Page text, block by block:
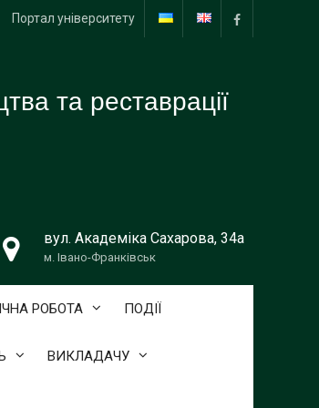
facebook
Портал університету
та реставрації
вул. Академіка Сахарова, 34а
м. Івано-Франківськ
РОБОТА ПОДІЇ
ВИКЛАДАЧУ